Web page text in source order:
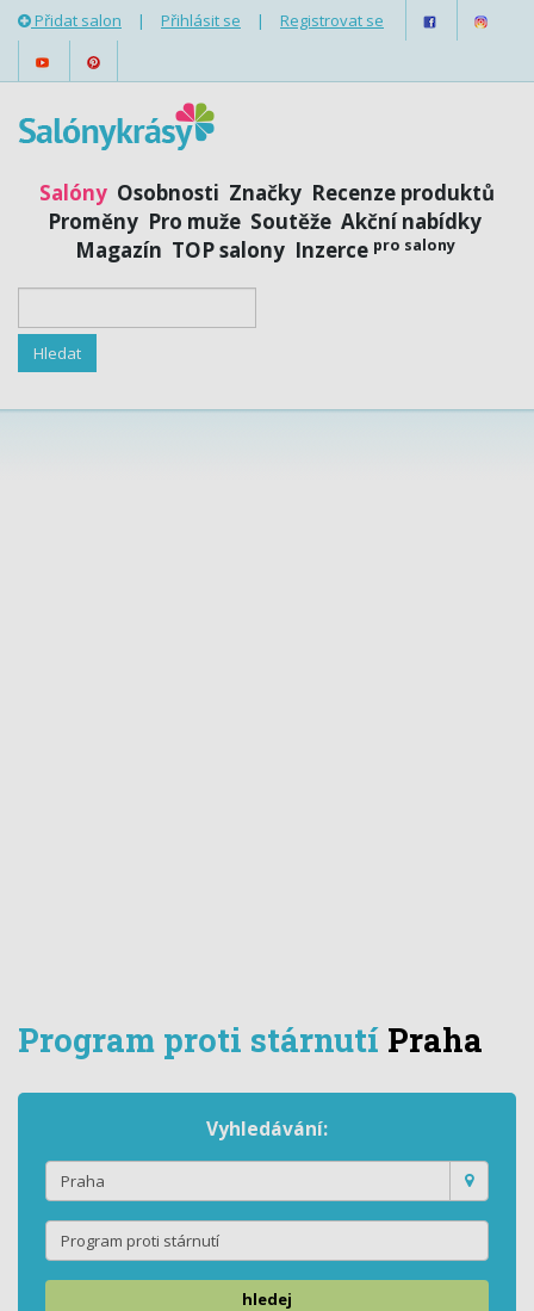
Přidat salon | Přihlásit se | Registrovat se
Salóny Osobnosti Značky Recenze produktů
Proměny Pro muže Soutěže Akční nabídky
Magazín TOP salony Inzerce pro salony
Program proti stárnutí Praha
Vyhledávání:
hledej